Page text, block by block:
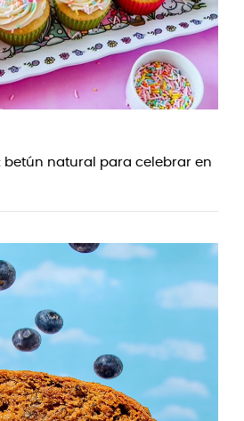
betún natural para celebrar en